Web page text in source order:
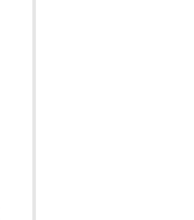
す。また、当事
決」を大切に代理